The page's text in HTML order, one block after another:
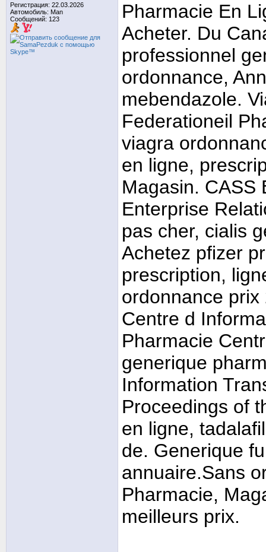
Регистрация: 22.03.2026
Автомобиль: Man
Сообщений: 123
Pharmacie En
Acheter. Du
professionnel
ordonnance,
mebendazole.
Federationeil
viagra
en ligne,
Magasin. CASS
Enterprise
pas cher, cialis
Achetez pfizer
prescription,
ordonnance
Centre d
Pharmacie
generique
Information
Proceedings of
en ligne,
de. Generique
annuaire.Sans
Pharmacie,
meilleurs prix.